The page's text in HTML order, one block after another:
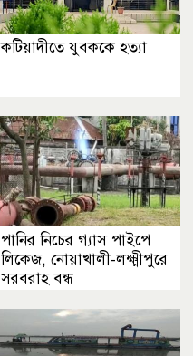
কটিয়াদীতে যুবককে হত্যা
পানির নিচের গ্যাস পাইপে
লিকেজ, নোয়াখালী-লক্ষ্মীপুরে
সরবরাহ বন্ধ